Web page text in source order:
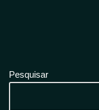
Pesquisar